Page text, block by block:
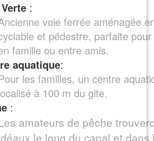
:
voie ferrée aménagée
et pédestre, parfaite
famille ou entre amis.
aquatique:
les familles, un centre
à 100 m du gite.
:
amateurs de pêche
le long du canal et dans